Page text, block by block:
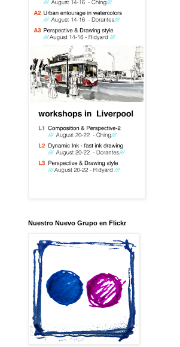
Nuestro Nuevo Grupo en Flickr